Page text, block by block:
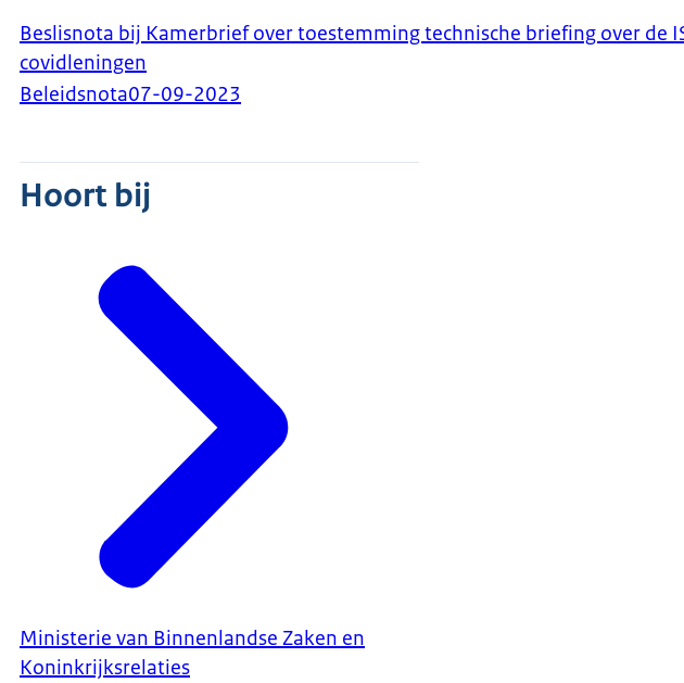
Beslisnota bij Kamerbrief over toestemming technische briefing over de
covidleningen
Beleidsnota07-09-2023
Hoort bij
Ministerie van Binnenlandse Zaken en
Koninkrijksrelaties